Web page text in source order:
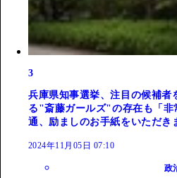
3
兵庫県知事選挙、注目の候補
る"斎藤ガールズ"の存在も「非
通、励ましのお手紙をいただき
2024年11月05日 07:10
政